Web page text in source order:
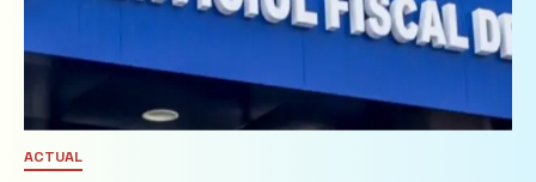
ACTUAL